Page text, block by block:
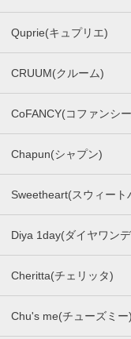
Quprie(キュプリエ)
CRUUM(クルーム)
CoFANCY(コファンシ
Chapun(シャプン)
Sweetheart(スウィート
Diya 1day(ダイヤワン
Cheritta(チェリッタ)
Chu's me(チューズミー)